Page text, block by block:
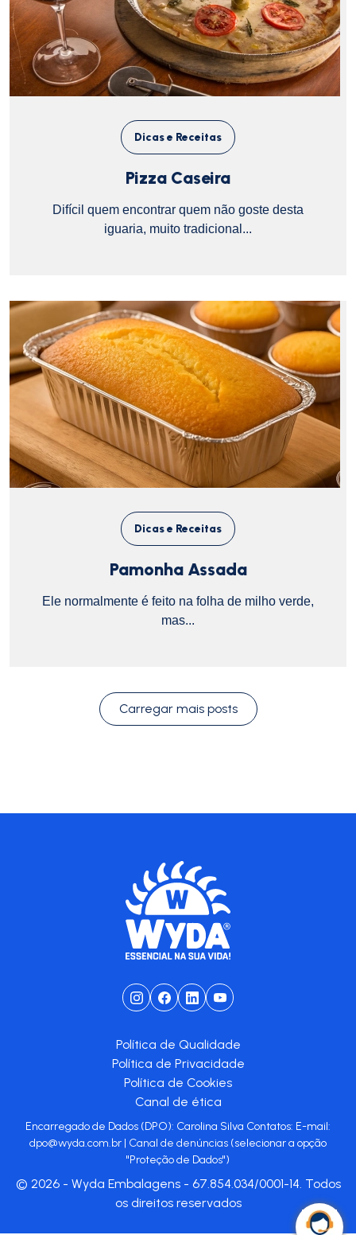
Dicas e Receitas
Pizza Caseira
Difícil quem encontrar quem não goste desta
iguaria, muito tradicional...
Dicas e Receitas
Pamonha Assada
Ele normalmente é feito na folha de milho verde,
mas...
Carregar mais posts
Política de Qualidade
Política de Privacidade
Política de Cookies
Canal de ética
Encarregado de Dados (DPO): Carolina Silva Contatos: E-mail:
dpo@wyda.com.br | Canal de denúncias (selecionar a opção
"Proteção de Dados")
© 2026 - Wyda Embalagens - 67.854.034/0001-14. Todos
os direitos reservados